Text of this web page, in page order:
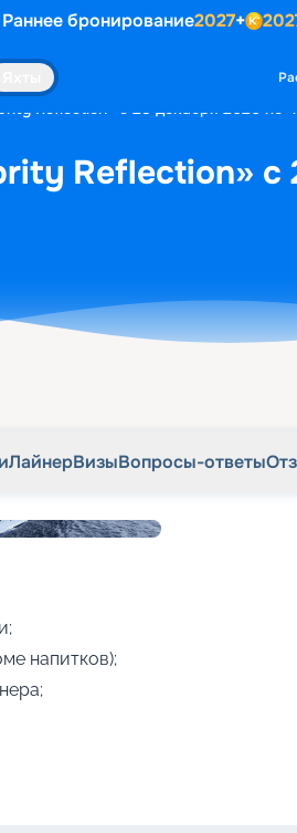
Раннее бронирование2027+
Reflection» с 28 декабря 2026 по
Reflection»
ЛайнерВизыВопросы-ответы
напитков);